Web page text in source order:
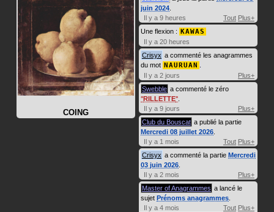
COING
juin 2024
Il y a 9 heures
Tout Plus+
Une flexion : KAWAS
Il y a 20 heures
Crisyx a commenté les anagrammes
du mot NAURUAN
Il y a 2 jours
Plus+
Swebble a commenté le zéro
RILLETTE
Il y a 9 jours
Plus+
Club du Bouscat a publié la partie
Mercredi 08 juillet 2026
Il y a 1 mois
Tout Plus+
Crisyx a commenté la partie Mercredi
03 juin 2026
Il y a 2 mois
Plus+
Master of Anagrammes a lancé le
sujet Prénoms anagrammes
Il y a 4 mois
Tout Plus+